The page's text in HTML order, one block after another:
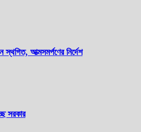
স্থগিত, আত্মসমর্পণের নির্দেশ
সরকার